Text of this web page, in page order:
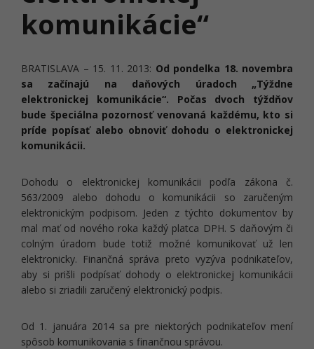
komunikácie“
BRATISLAVA – 15. 11. 2013: Od pondelka 18. novembra
sa začínajú na daňových úradoch „Týždne
elektronickej komunikácie“. Počas dvoch týždňov
bude špeciálna pozornosť venovaná každému, kto si
príde popísať alebo obnoviť dohodu o elektronickej
komunikácii.
Dohodu o elektronickej komunikácii podľa zákona č.
563/2009 alebo dohodu o komunikácii so zaručeným
elektronickým podpisom. Jeden z týchto dokumentov by
mal mať od nového roka každý platca DPH. S daňovým či
colným úradom bude totiž možné komunikovať už len
elektronicky. Finančná správa preto vyzýva podnikateľov,
aby si prišli podpísať dohody o elektronickej komunikácii
alebo si zriadili zaručený elektronický podpis.
Od 1. januára 2014 sa pre niektorých podnikateľov mení
spôsob komunikovania s finančnou správou.